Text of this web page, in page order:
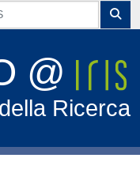
@
Ricerca